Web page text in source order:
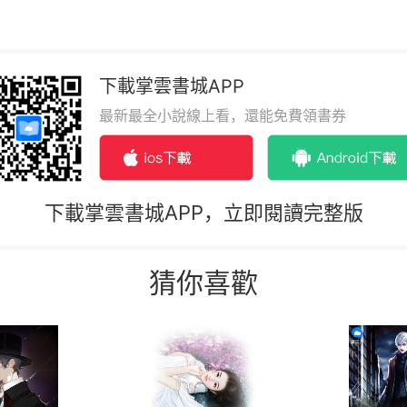
下載掌雲書城APP
最新最全小說線上看，還能免費領書券
下載掌雲書城APP，立即閱讀完整版
猜你喜歡